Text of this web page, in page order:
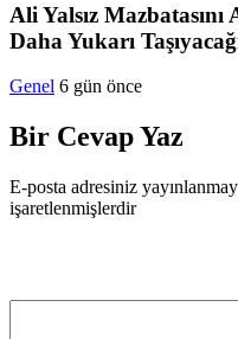
Ali Yalsız
Daha Yukarı
Genel 6 gün önce
Bir Cevap Yaz
E-posta adresiniz
işaretlenmişlerdir